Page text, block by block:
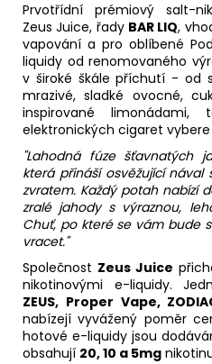
Prvotřídní prémiový salt-
Zeus Juice, řady BAR LIQ,
vapování a pro oblíbené
liquidy od renomovaného
v široké škále příchutí - od
mrazivé, sladké ovocné,
inspirované
elektronických cigaret
"Lahodná fúze šťavnatých
která přináší osvěžující nával
zvratem. Každý potah nabízí
zralé jahody s výraznou,
Chuť, po které se vám bude
vracet."
Společnost Zeus Juice
nikotinovými e-liquidy.
ZEUS, Proper Vape,
nabízejí vyvážený poměr
hotové e-liquidy jsou
obsahují 20, 10 a 5mg